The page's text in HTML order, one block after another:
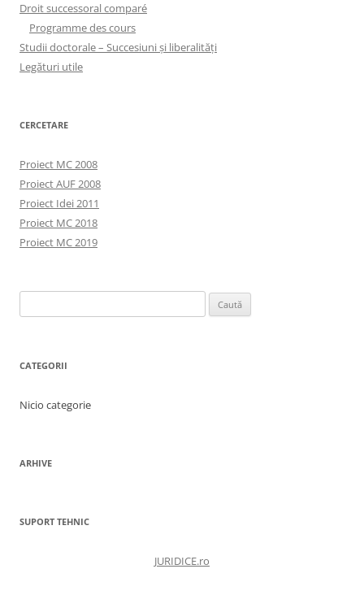
Droit successoral comparé
Programme des cours
Studii doctorale – Succesiuni și liberalități
Legături utile
CERCETARE
Proiect MC 2008
Proiect AUF 2008
Proiect Idei 2011
Proiect MC 2018
Proiect MC 2019
după:
CATEGORII
Nicio categorie
ARHIVE
SUPORT TEHNIC
JURIDICE.ro